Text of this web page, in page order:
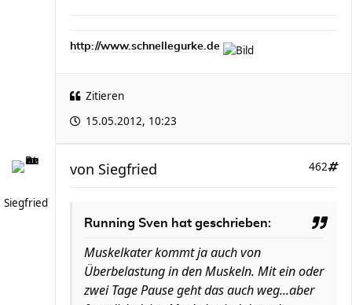
http://www.schnellegurke.de
Zitieren
15.05.2012, 10:23
Siegfried
462
von Siegfried
Running Sven hat geschrieben:
Muskelkater kommt ja auch von
Überbelastung in den Muskeln. Mit ein oder
zwei Tage Pause geht das auch weg...aber